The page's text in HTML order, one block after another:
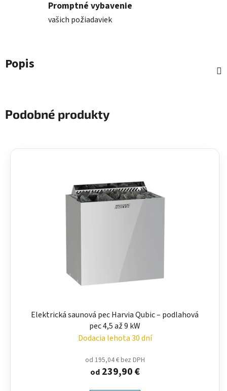
Promptné vybavenie
vašich požiadaviek
Popis
Podobné produkty
Elektrická saunová pec Harvia Qubic – podlahová
pec 4,5 až 9 kW
Dodacia lehota 30 dní
od 195,04 € bez DPH
od239,90 €